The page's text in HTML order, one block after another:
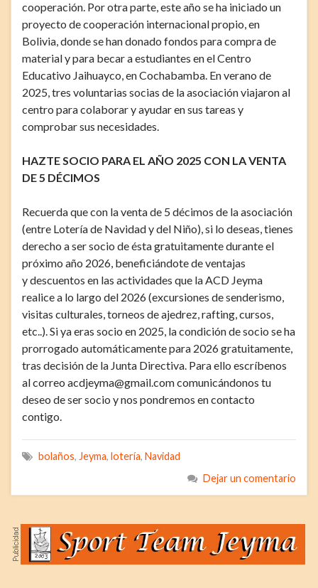
cooperación. Por otra parte, este año se ha iniciado un
proyecto de cooperación internacional propio, en
Bolivia, donde se han donado fondos para compra de
material y para becar a estudiantes en el Centro
Educativo Jaihuayco, en Cochabamba. En verano de
2025, tres voluntarias socias de la asociación viajaron al
centro para colaborar y ayudar en sus tareas y
comprobar sus necesidades.
HAZTE SOCIO PARA EL AÑO 2025 CON LA VENTA
DE 5 DÉCIMOS
Recuerda que con la venta de 5 décimos de la asociación
(entre Lotería de Navidad y del Niño), si lo deseas, tienes
derecho a ser socio de ésta gratuitamente durante el
próximo año 2026, beneficiándote de ventajas
y descuentos en las actividades que la ACD Jeyma
realice a lo largo del 2026 (excursiones de senderismo,
visitas culturales, torneos de ajedrez, rafting, cursos,
etc..). Si ya eras socio en 2025, la condición de socio se ha
prorrogado automáticamente para 2026 gratuitamente,
tras decisión de la Junta Directiva. Para ello escríbenos
al correo acdjeyma@gmail.com comunicándonos tu
deseo de ser socio y nos pondremos en contacto
contigo.
bolaños, Jeyma, lotería, Navidad
Dejar un comentario